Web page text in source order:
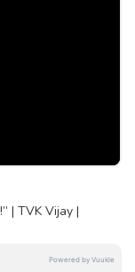
| TVK Vijay |